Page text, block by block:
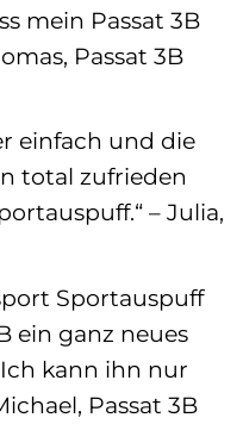
mein Passat 3B
Passat 3B
einfach und die
total zufrieden
– Julia,
Sportauspuff
ein ganz neues
kann ihn nur
Passat 3B